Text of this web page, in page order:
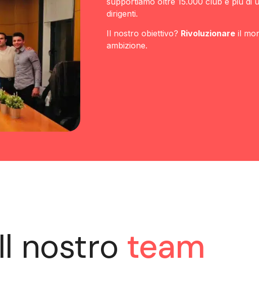
dirigenti.
Il nostro obiettivo? Rivoluzionareil
ambizione.
Il nostro team